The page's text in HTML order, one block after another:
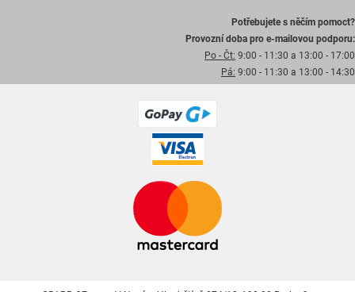
Potřebujete s něčím pomoct?
Provozní doba pro e-mailovou podporu:
Po - Čt: 9:00 - 11:30 a 13:00 - 17:00
Pá: 9:00 - 11:30 a 13:00 - 14:30